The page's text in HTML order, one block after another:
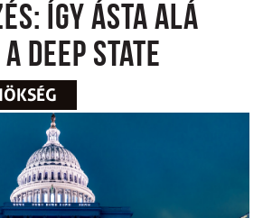
így ásta alá
deep state